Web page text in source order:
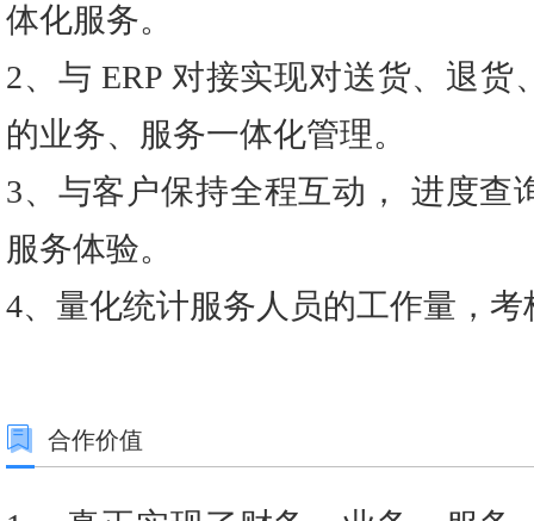
体化服务。
2、与 ERP 对接实现对送货、退
的业务、服务一体化管理。
3、与客户保持全程互动， 进度查
服务体验。
4、量化统计服务人员的工作量，
合作价值